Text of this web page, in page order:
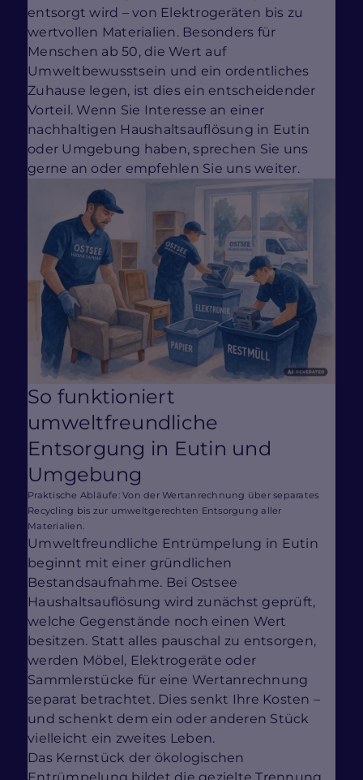
entsorgt wird – von Elektrogeräten bis zu
wertvollen Materialien. Besonders für
Menschen ab 50, die Wert auf
Umweltbewusstsein und ein ordentliches
Zuhause legen, ist dies ein entscheidender
Vorteil. Wenn Sie Interesse an einer
nachhaltigen Haushaltsauflösung in Eutin
oder Umgebung haben, sprechen Sie uns
gerne an oder empfehlen Sie uns weiter.
So funktioniert
umweltfreundliche
Entsorgung in Eutin und
Umgebung
Praktische Abläufe: Von der Wertanrechnung über separates
Recycling bis zur umweltgerechten Entsorgung aller
Materialien.
Umweltfreundliche Entrümpelung in Eutin
beginnt mit einer gründlichen
Bestandsaufnahme. Bei Ostsee
Haushaltsauflösung wird zunächst geprüft,
welche Gegenstände noch einen Wert
besitzen. Statt alles pauschal zu entsorgen,
werden Möbel, Elektrogeräte oder
Sammlerstücke für eine Wertanrechnung
separat betrachtet. Dies senkt Ihre Kosten –
und schenkt dem ein oder anderen Stück
vielleicht ein zweites Leben.
Das Kernstück der ökologischen